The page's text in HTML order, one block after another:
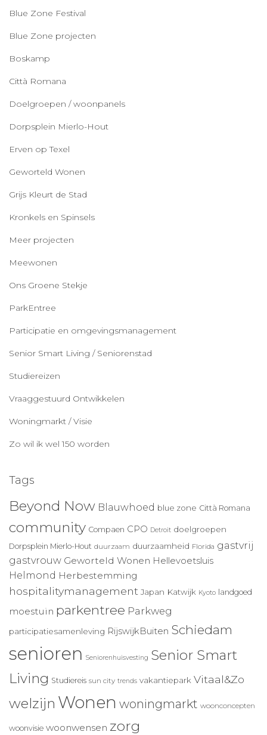
Blue Zone Festival
Blue Zone projecten
Boskamp
Città Romana
Doelgroepen / woonpanels
Dorpsplein Mierlo-Hout
Erven op Texel
Geworteld Wonen
Grijs Kleurt de Stad
Kronkels en Spinsels
Meer projecten
Meewonen
Ons Groene Stekje
ParkEntree
Participatie en omgevingsmanagement
Senior Smart Living / Seniorenstad
Studiereizen
Vraaggestuurd Ontwikkelen
Woningmarkt / Visie
Zo wil ik wel 150 worden
Tags
Beyond Now Blauwhoed blue zone Città Romana
community Compaen CPO Detroit doelgroepen
Dorpsplein Mierlo-Hout duurzaam duurzaamheid Florida gastvrij
gastvrouw Geworteld Wonen Hellevoetsluis
Helmond Herbestemming
hospitalitymanagement Japan Katwijk Kyoto landgoed
moestuin parkentree Parkweg
participatiesamenleving RijswijkBuiten Schiedam
senioren Seniorenhuisvesting Senior Smart
Living Studiereis sun city trends vakantiepark Vitaal&Zo
welzijn Wonen woningmarkt woonconcepten
woonvisie woonwensen zorg